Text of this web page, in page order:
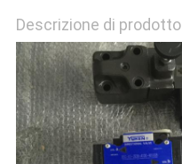
Descrizione di prodotto